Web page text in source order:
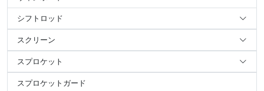
シフトロッド
スクリーン
スプロケット
スプロケットガード